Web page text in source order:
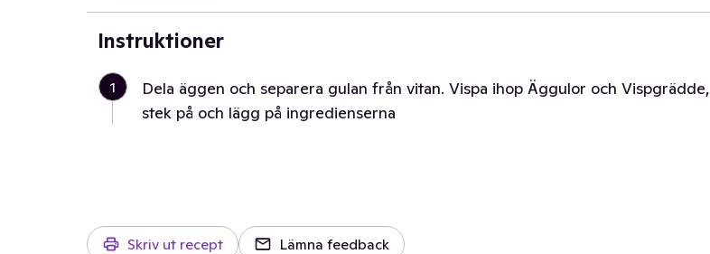
Instruktioner
1
Dela äggen och separera gulan från vitan. Vispa ihop Äggulor och Vispgrädde,
stek på och lägg på ingredienserna
Skriv ut recept Lämna feedback